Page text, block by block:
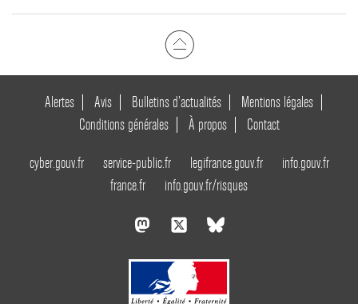
Alertes Avis Bulletins d’actualités
Mentions légales
Conditions générales
À propos Contact
cyber.gouv.fr service-public.fr legifrance.gouv.fr
info.gouv.fr
france.fr
info.gouv.fr/risques